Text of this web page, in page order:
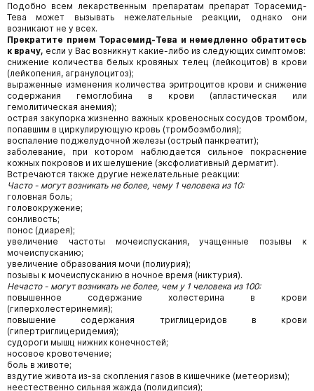
Подобно всем лекарственным препаратам препарат Торасемид-
Тева может вызывать нежелательные реакции, однако они
возникают не у всех.
Прекратите прием Торасемид-Тева и немедленно обратитесь
к врачу, если у Вас возникнут какие-либо из следующих симптомов:
снижение количества белых кровяных телец (лейкоцитов) в крови
(лейкопения, агранулоцитоз);
выраженные изменения количества эритроцитов крови и снижение
содержания гемоглобина в крови (апластическая или
гемолитическая анемия);
острая закупорка жизненно важных кровеносных сосудов тромбом,
попавшим в циркулирующую кровь (тромбоэмболия);
воспаление поджелудочной железы (острый панкреатит);
заболевание, при котором наблюдается сильное покраснение
кожных покровов и их шелушение (эксфолиативный дерматит).
Встречаются также другие нежелательные реакции:
Часто - могут возникать не более, чему 1 человека из 10:
головная боль;
головокружение;
сонливость;
понос (диарея);
увеличение частоты мочеиспускания, учащенные позывы к
мочеиспусканию;
увеличение образования мочи (полиурия);
позывы к мочеиспусканию в ночное время (никтурия).
Нечасто - могут возникать не более, чем у 1 человека из 100:
повышенное содержание холестерина в крови
(гиперхолестеринемия);
повышение содержания триглицеридов в крови
(гипертриглицеридемия);
судороги мышц нижних конечностей;
носовое кровотечение;
боль в животе;
вздутие живота из-за скопления газов в кишечнике (метеоризм);
неестественно сильная жажда (полидипсия);